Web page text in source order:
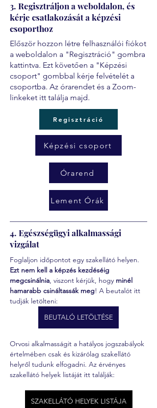
3. Regisztráljon a weboldalon, és
kérje csatlakozását a képzési
csoporthoz
Először hozzon létre felhasználói fiókot
a weboldalon a "Regisztráció" gombra
kattintva. Ezt követően a "Képzési
csoport" gombbal kérje felvételét a
csoportba. Az órarendet és a Zoom-
linkeket itt találja majd.
Regisztráció
Képzési csoport
Órarend
Lement Órák
4. Egészségügyi alkalmassági
vizgálat
Foglaljon időpontot egy szakellátó helyen.
Ezt nem kell a képzés kezdéséig
megcsinálnia, viszont kérjük, hogy minél
hamarabb csináltassák meg! A beutalót itt
tudják letölteni:
BEUTALÓ LETÖLTÉSE
Orvosi alkalmasságit a hatályos jogszabályok
értelmében csak és kizárólag szakellátó
helyről tudunk elfogadni. Az érvényes
szakellátó helyek listáját itt találják:
SZAKELLÁTÓ HELYEK LISTÁJA